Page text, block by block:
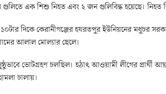
এক শিশু নিহত এবং ২ জন গুলিবিদ্ধ হয়েছে। নিহত
দিকে কেরানীগঞ্জের হযরতপুর ইউনিয়নের মধুচর
আলাল মোল্যার ছেলে।
ভোটগ্রহণ চলছিল। হঠাৎ আওয়ামী লীগের প্রার্থী
চালায়।